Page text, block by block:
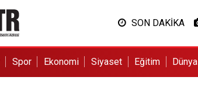
SON DAKİKA
Spor Ekonomi Siyaset Eğitim Dünya